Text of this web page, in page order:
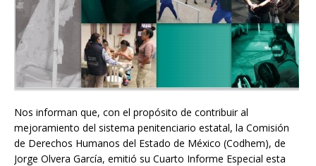
Nos informan que, con el propósito de contribuir al
mejoramiento del sistema penitenciario estatal, la Comisión
de Derechos Humanos del Estado de México (Codhem), de
Jorge Olvera García, emitió su Cuarto Informe Especial esta